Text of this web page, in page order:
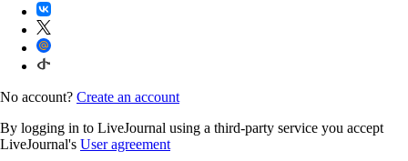
No account? Create an account
By logging in to LiveJournal using a third-party service you accept
LiveJournal's User agreement